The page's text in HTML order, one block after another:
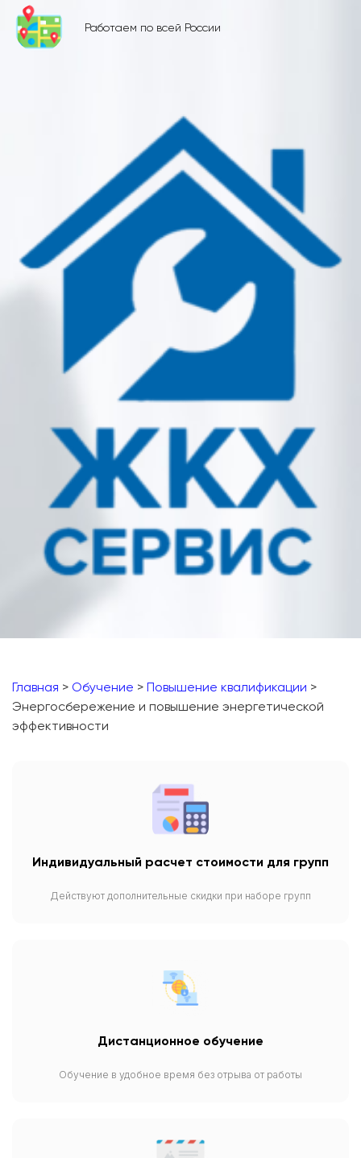
Работаем по всей России
Главная > Обучение > Повышение квалификации >
Энергосбережение и повышение энергетической
эффективности
Индивидуальный расчет стоимости для групп
Действуют дополнительные скидки при наборе групп
Дистанционное обучение
Обучение в удобное время без отрыва от работы